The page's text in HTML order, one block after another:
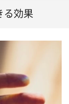
る効果